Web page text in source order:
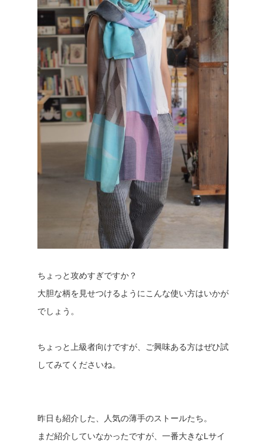
ちょっと攻めすぎですか？
大胆な柄を見せつけるようにこんな使い方はいかが
でしょう。
ちょっと上級者向けですが、ご興味ある方はぜひ試
してみてくださいね。
昨日も紹介した、人気の薄手のストールたち。
まだ紹介していなかったですが、一番大きなLサイ